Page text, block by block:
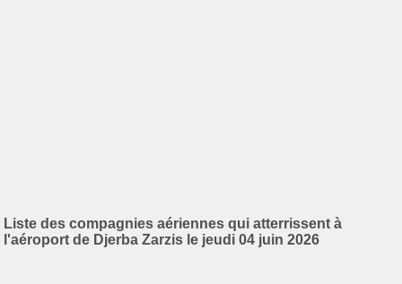
Liste des compagnies aériennes qui atterrissent à
l'aéroport de Djerba Zarzis le jeudi 04 juin 2026